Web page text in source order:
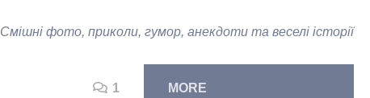
Смішні фото, приколи, гумор, анекдоти та веселі історії
1 MORE